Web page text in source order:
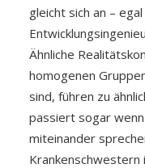
gleicht sich an –
Ähnliche
homogenen
sind, führen zu
passiert sogar
miteinander
Krankenschwestern